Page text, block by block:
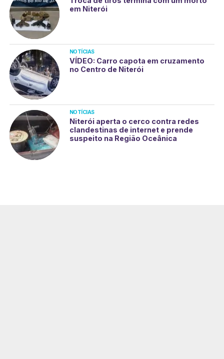
em Niterói
NOTÍCIAS
VÍDEO: Carro capota em cruzamento
no Centro de Niterói
NOTÍCIAS
Niterói aperta o cerco contra redes
clandestinas de internet e prende
suspeito na Região Oceânica